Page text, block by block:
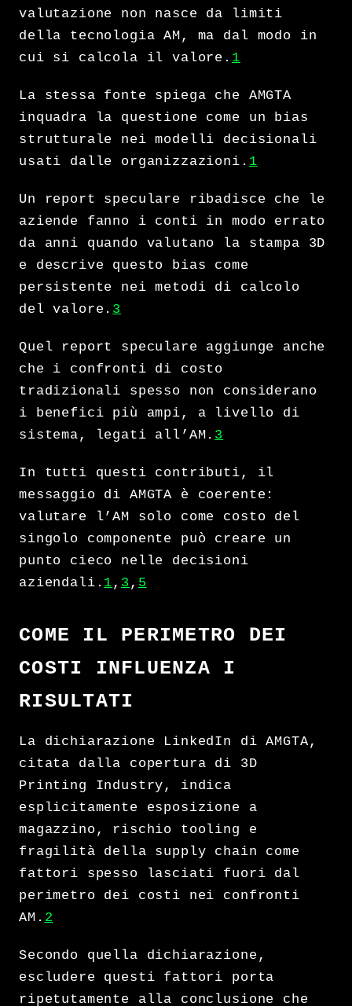
valutazione non nasce da limiti
della tecnologia AM, ma dal modo in
cui si calcola il valore. 1
La stessa fonte spiega che AMGTA
inquadra la questione come un bias
strutturale nei modelli decisionali
usati dalle organizzazioni. 1
Un report speculare ribadisce che le
aziende fanno i conti in modo errato
da anni quando valutano la stampa 3D
e descrive questo bias come
persistente nei metodi di calcolo
del valore. 3
Quel report speculare aggiunge anche
che i confronti di costo
tradizionali spesso non considerano
i benefici più ampi, a livello di
sistema, legati all’AM. 3
In tutti questi contributi, il
messaggio di AMGTA è coerente:
valutare l’AM solo come costo del
singolo componente può creare un
punto cieco nelle decisioni
aziendali. 1 , 3 , 5
COME IL PERIMETRO DEI
COSTI INFLUENZA I
RISULTATI
La dichiarazione LinkedIn di AMGTA,
citata dalla copertura di 3D
Printing Industry, indica
esplicitamente esposizione a
magazzino, rischio tooling e
fragilità della supply chain come
fattori spesso lasciati fuori dal
perimetro dei costi nei confronti
AM. 2
Secondo quella dichiarazione,
escludere questi fattori porta
ripetutamente alla conclusione che